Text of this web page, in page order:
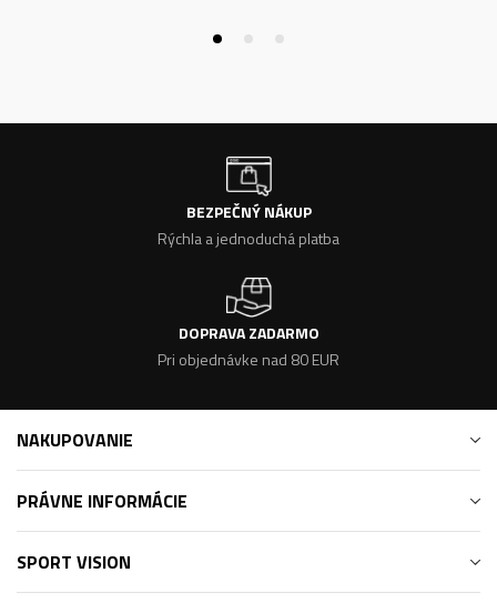
BEZPEČNÝ NÁKUP
Rýchla a jednoduchá platba
DOPRAVA ZADARMO
Pri objednávke nad 80 EUR
NAKUPOVANIE
PRÁVNE INFORMÁCIE
SPORT VISION